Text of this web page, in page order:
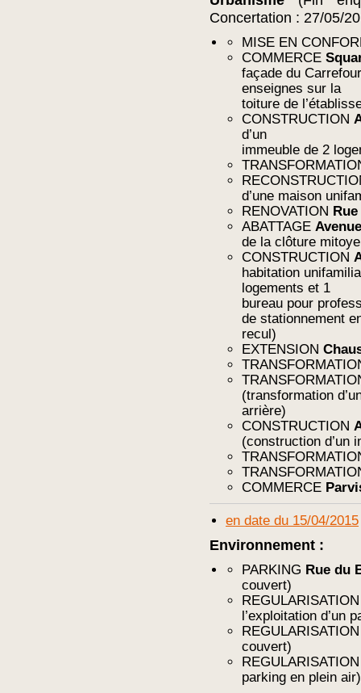
Concertation : 27/05/
MISE EN
COMMERCE
façade du
enseignes sur la
toiture de
CONSTRUCTION
d’un
immeuble de 2
d’une maison
RENOVATION
ABATTAGE
de la clôture
CONSTRUCTION
habitation
logements et 1
bureau pour
de stationnement
recul)
EXTENSION
(transformation
arrière)
CONSTRUCTION
(construction d’un
COMMERCE
en date du 15/04/2015
Environnement :
PARKING Rue du
couvert)
l’exploitation d’un
couvert)
parking en plein air)